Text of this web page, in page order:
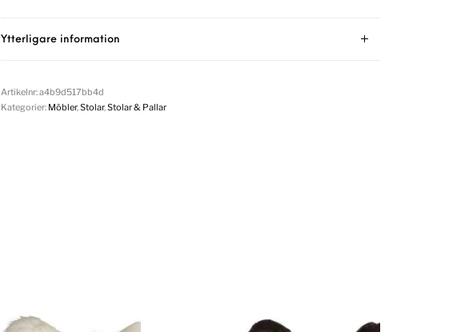
Ytterligare information
Artikelnr:a4b9d517bb4d
Kategorier: Möbler, Stolar, Stolar & Pallar